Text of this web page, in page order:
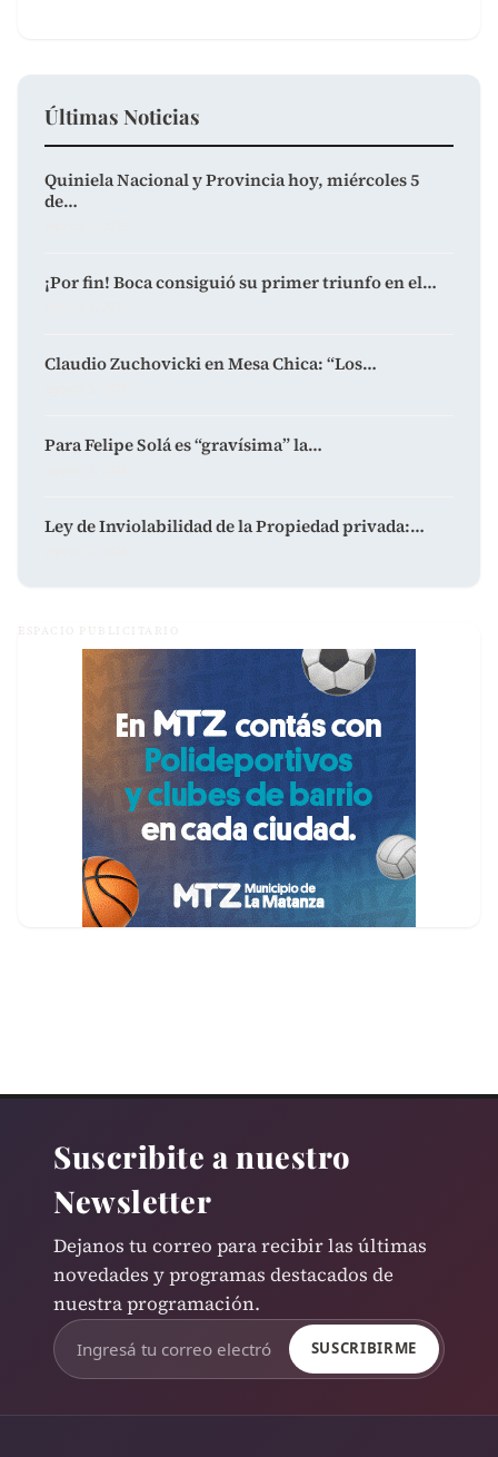
Últimas Noticias
Quiniela Nacional y Provincia hoy, miércoles 5
de…
¡Por fin! Boca consiguió su primer triunfo en el…
Claudio Zuchovicki en Mesa Chica: “Los…
Para Felipe Solá es “gravísima” la…
Ley de Inviolabilidad de la Propiedad privada:…
ESPACIO PUBLICITARIO
Suscribite a nuestro
Newsletter
Dejanos tu correo para recibir las últimas
novedades y programas destacados de
nuestra programación.
SUSCRIBIRME